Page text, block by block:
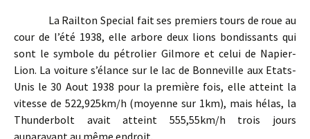
La Railton Special fait ses premiers tours de roue au
cour de l’été 1938, elle arbore deux lions bondissants qui
sont le symbole du pétrolier Gilmore et celui de Napier-
Lion. La voiture s’élance sur le lac de Bonneville aux Etats-
Unis le 30 Aout 1938 pour la première fois, elle atteint la
vitesse de 522,925km/h (moyenne sur 1km), mais hélas, la
Thunderbolt avait atteint 555,55km/h trois jours
auparavant au même endroit.